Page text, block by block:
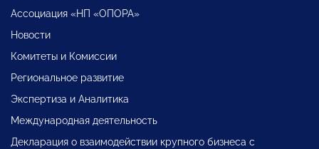
Ассоциация «НП «ОПОРА»
Новости
Комитеты и Комиссии
Региональное развитие
Экспертиза и Аналитика
Международная деятельность
Декларация о взаимодействии крупного бизнеса с